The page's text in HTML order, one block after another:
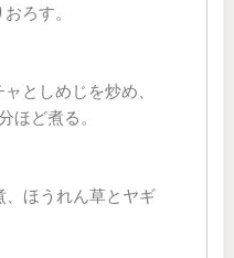
ろす。
としめじを炒め、
ほど煮る。
ほうれん草とヤギ